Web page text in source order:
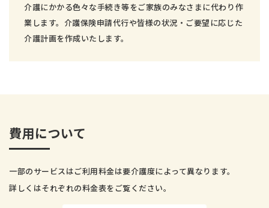
介護にかかる色々な手続き等をご家族のみなさまに代わり作
業します。介護保険申請代行や皆様の状況・ご要望に応じた
介護計画を作成いたします。
費用について
一部のサービスはご利用料金は要介護度によって異なります。
詳しくはそれぞれの料金表をご覧ください。